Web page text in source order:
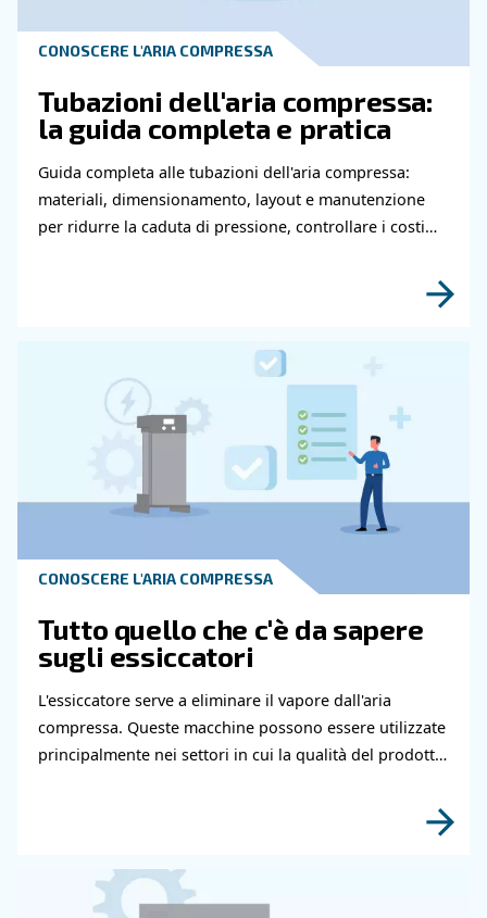
Hai bisogno di ulteriori informazioni sui
e servizi? Compila questo modulo con più
possibili e i nostri esperti saranno in grado di
Leggi gli articoli correlati